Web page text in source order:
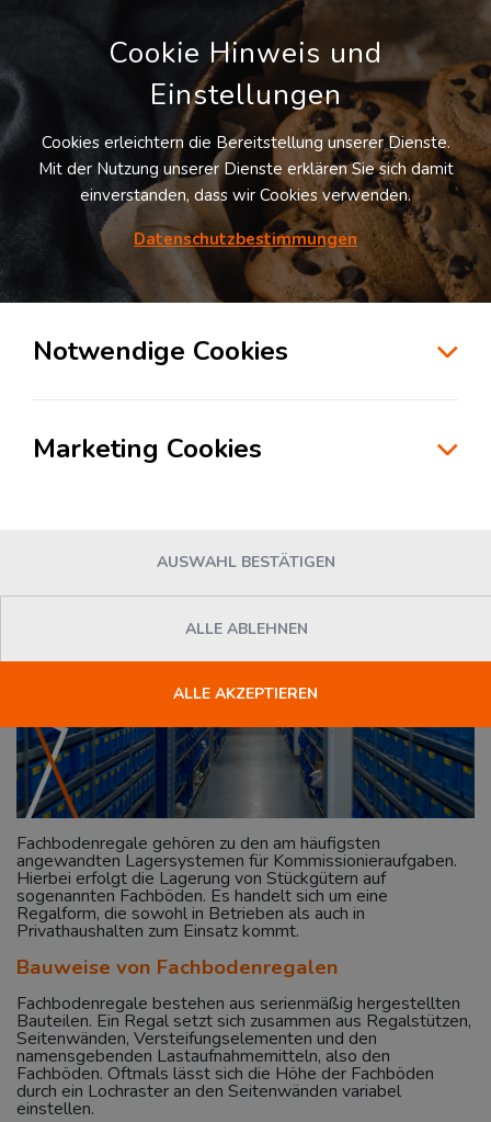
Suche
Standard im Betrieb und zu
Fachbodenregale gehören zu den am häufigsten
angewandten Lagersystemen für Kommissionieraufgaben.
Hierbei erfolgt die Lagerung von Stückgütern auf
sogenannten Fachböden. Es handelt sich um eine
Regalform, die sowohl in Betrieben als auch in
Privathaushalten zum Einsatz kommt.
Bauweise von Fachbodenregalen
Fachbodenregale bestehen aus serienmäßig hergestellten
Bauteilen. Ein Regal setzt sich zusammen aus Regalstützen,
Seitenwänden, Versteifungselementen und den
namensgebenden Lastaufnahmemitteln, also den
Fachböden. Oftmals lässt sich die Höhe der Fachböden
durch ein Lochraster an den Seitenwänden variabel
einstellen.
Cookie Hinweis und
Einstellungen
Cookies erleichtern die Bereitstellung unserer Dienste.
Mit der Nutzung unserer Dienste erklären Sie sich damit
einverstanden, dass wir Cookies verwenden.
Datenschutzbestimmungen
Notwendige Cookies
Marketing Cookies
AUSWAHL BESTÄTIGEN
ALLE ABLEHNEN
ALLE AKZEPTIEREN